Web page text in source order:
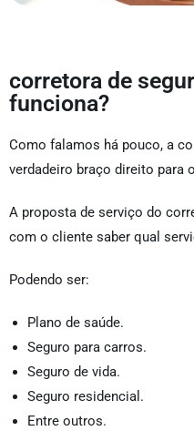
corretora de
funciona?
Como falamos há pouco, a
verdadeiro braço direito para
A proposta de serviço do
com o cliente saber qual
Podendo ser:
Plano de saúde.
Seguro para carros.
Seguro de vida.
Seguro residencial.
Entre outros.